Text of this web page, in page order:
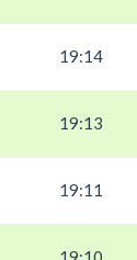
19:14
19:13
19:11